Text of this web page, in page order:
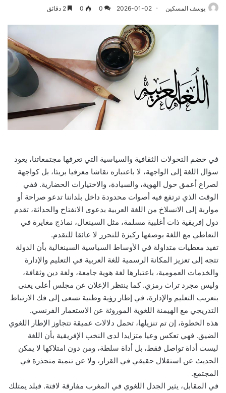
يوسف المسكين 2026-01-02
0
0
في خضم التحولات الثقافية والسياسية التي تعرفها مجتمعاتنا، يعود
سؤال اللغة إلى الواجهة، لا باعتباره نقاشا معرفيا بريئا، بل كواجهة
لصراع أعمق حول الهوية، والسيادة، والاختيارات الحضارية. ففي
الوقت الذي ترتفع فيه أصوات محدودة داخل بلداننا تدعو صراحة أو
مواربة إلى الانسلاخ من اللغة العربية بدعوى الانفتاح والحداثة، تقدم
دول إفريقية ذات أغلبية مسلمة، مثل السينغال، نماذج مغايرة في
التعاطي مع اللغة بوصفها ركيزة للتحرر لا عائقا للتقدم.
تفيد معطيات متداولة في الأوساط السياسية السينغالية بأن الدولة
تتجه إلى تعزيز المكانة الرسمية للغة العربية في التعليم والإدارة
والخدمات العمومية، باعتبارها لغة هوية جامعة، ولغة دين وثقافة،
وليس مجرد تراث رمزي. كما ينتظر الإعلان عن مجلس أعلى يعنى
بتعريب التعليم والإدارة، في إطار رؤية وطنية تسعى إلى فك الارتباط
التدريجي مع الهيمنة اللغوية الموروثة عن الاستعمار الفرنسي.
هذه الخطوة، إن تم تنزيلها، تحمل دلالات عميقة تتجاوز الإطار اللغوي
الضيق. فهي تعكس وعيا متزايدا لدى النخب الإفريقية بأن اللغة
ليست أداة تواصل فقط، بل أداة سلطة، ومن دون امتلاكها لا يمكن
الحديث عن استقلال حقيقي في القرار، ولا عن تنمية متجذرة في
المجتمع.
في المقابل، يثير الجدل اللغوي في المغرب مفارقة لافتة. فبلد يمتلك